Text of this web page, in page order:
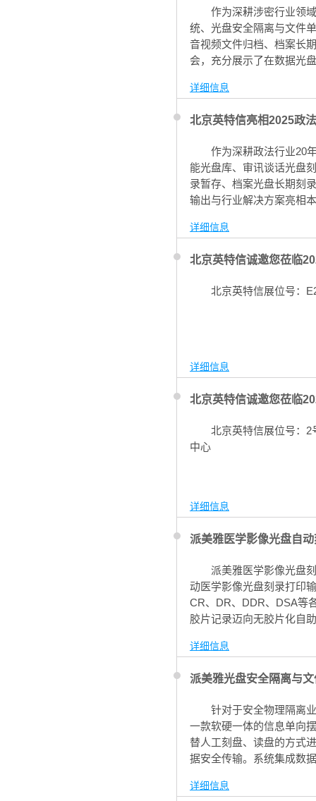
作为深耕涉密行业领
统、光盘安全隔离与文件
音视频文件归档、档案长
会，充分展示了在数据光
详细信息
北京英特信亮相2025政
作为深耕政法行业20
能光盘库、审讯谈话光盘
录暂存、档案光盘长期刻
输出与行业解决方案亮相
详细信息
北京英特信诚邀您莅临
北京英特信展位号：
详细信息
北京英特信诚邀您莅临
北京英特信展位号：
中心
详细信息
派美雅医学影像光盘自
派美雅医学影像光盘
动医学影像光盘刻录打印
CR、DR、DDR、DSA等
胶片记录迈向无胶片化自
医学影像光盘并自定义打
详细信息
派美雅光盘安全隔离与
针对于安全物理隔离
一款软硬一体的信息单向
替人工刻盘、读盘的方式
据安全传输。系统集成数
详细信息